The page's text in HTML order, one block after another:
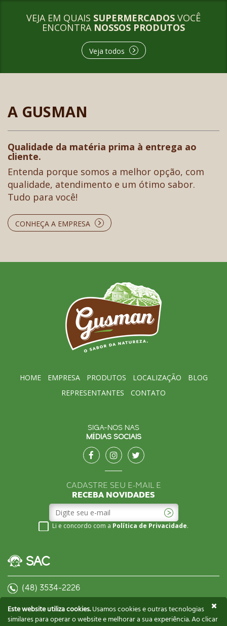
VEJA EM QUAIS SUPERMERCADOS VOCÊ
ENCONTRA NOSSOS PRODUTOS
Veja todos
A GUSMAN
Qualidade da matéria prima à entrega ao
cliente.
Entenda porque somos a melhor opção, com
qualidade, atendimento e um ótimo sabor.
Tudo para você!
CONHEÇA A EMPRESA
HOME EMPRESA PRODUTOS LOCALIZAÇÃO
BLOG
REPRESENTANTES
CONTATO
SIGA-NOS NAS
MÍDIAS SOCIAIS
CADASTRE SEU E-MAIL E
RECEBA NOVIDADES
Li e concordo com a Política de Privacidade.
SAC
(48) 3534-2226
contato@biscoitosgusman.com.br
Este website utiliza cookies.Usamos cookies e outras tecnologias
similares para operar o website e melhorar a sua experiência. Ao clicar